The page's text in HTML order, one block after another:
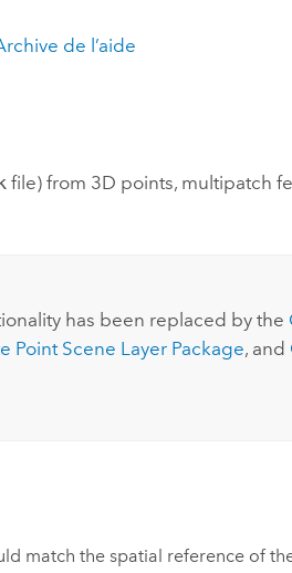
technologiques
Tous les récits
de l’aide
file) from 3D points, multipatch
has been replaced by the
Point Scene Layer Package, and
match the spatial reference of